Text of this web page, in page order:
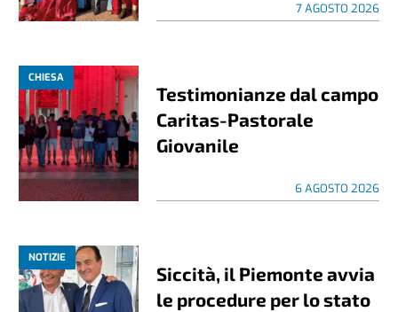
7 AGOSTO 2026
CHIESA
Testimonianze dal campo
Caritas-Pastorale
Giovanile
6 AGOSTO 2026
NOTIZIE
Siccità, il Piemonte avvia
le procedure per lo stato